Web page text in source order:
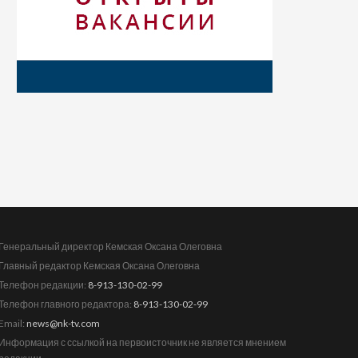
директор Кемская Оксана Олеговна
редактор Кемская Оксана Олеговна
редакции: 8-913-130-02-99
главного редактора: 8-913-130-02-99
news@nk-tv.com
с ссылкой на первоисточник не является мнением